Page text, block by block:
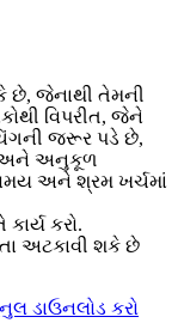
છે, જેનાથી તેમની
વિપરીત, જેને
જરૂર પડે છે,
અને અનુકૂળ
અને શ્રમ ખર્ચમાં
કાર્ય કરો.
અટકાવી શકે છે
ડાઉનલોડ કરો